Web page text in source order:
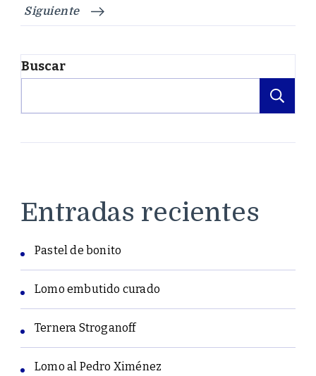
de
entradas
Siguiente
Buscar
Entradas recientes
Pastel de bonito
Lomo embutido curado
Ternera Stroganoff
Lomo al Pedro Ximénez